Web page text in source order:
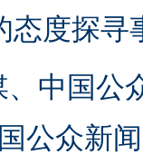
态度探寻
中国公
公众新